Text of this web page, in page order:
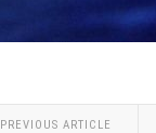
PREVIOUS ARTICLE